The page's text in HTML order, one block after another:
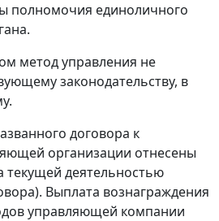
полномочия единоличного
метод управления не
законодательству, в
договора к
организации отнесены
текущей деятельностью
Выплата вознаграждения
управляющей компании